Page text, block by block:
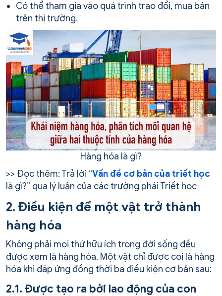
Có thể tham gia vào quá trình trao đổi, mua bán
trên thị trường.
Hàng hóa là gì?
>> Đọc thêm: Trả lời “Vấn đề cơ bản của triết học
là gì?” qua lý luận của các trường phái Triết học
2. Điều kiện để một vật trở thành
hàng hóa
Không phải mọi thứ hữu ích trong đời sống đều
được xem là hàng hóa. Một vật chỉ được coi là hàng
hóa khi đáp ứng đồng thời ba điều kiện cơ bản sau:
2.1. Được tạo ra bởi lao động của con